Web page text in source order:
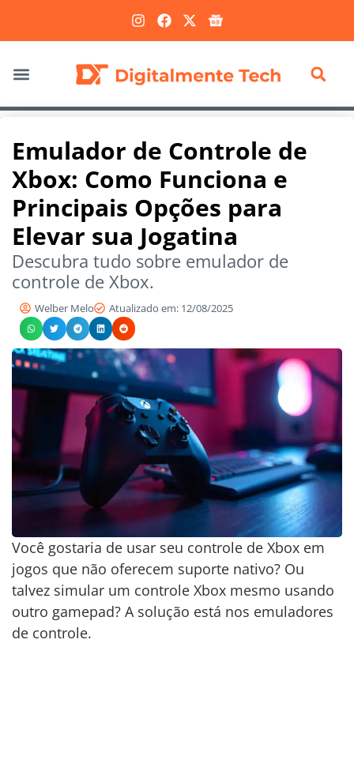
Emulador de Controle de
Xbox: Como Funciona e
Principais Opções para
Elevar sua Jogatina
Descubra tudo sobre emulador de
controle de Xbox.
Welber Melo Atualizado em: 12/08/2025
Você gostaria de usar seu controle de Xbox em
jogos que não oferecem suporte nativo? Ou
talvez simular um controle Xbox mesmo usando
outro gamepad? A solução está nos emuladores
de controle.